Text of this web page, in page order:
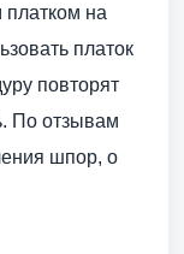
на
платок
повторят
По отзывам
шпор, о